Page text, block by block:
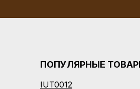
ПОПУЛЯРНЫЕ
IUT0012